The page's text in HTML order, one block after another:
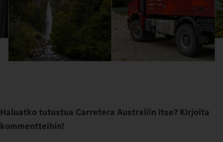
Haluatko tutustua Carretera Australiin itse? Kirjoita
kommentteihin!